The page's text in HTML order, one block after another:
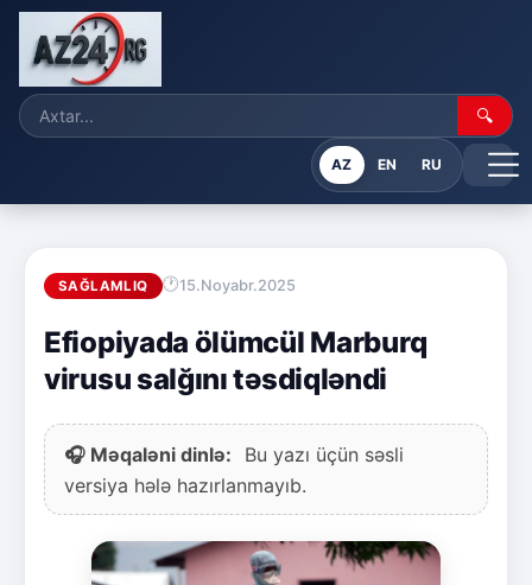
🔍
AZ EN RU
SAĞLAMLIQ 15.Noyabr.2025
Efiopiyada ölümcül Marburq
virusu salğını təsdiqləndi
🎧 Məqaləni dinlə:
Bu yazı üçün səsli
versiya hələ hazırlanmayıb.